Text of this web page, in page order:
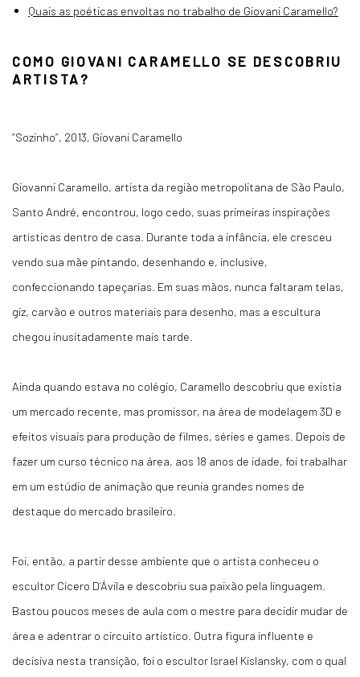
Quais as poéticas envoltas no trabalho de Giovani Caramello?
COMO GIOVANI CARAMELLO SE DESCOBRIU
ARTISTA?
“Sozinho”, 2013, Giovani Caramello
Giovanni Caramello, artista da região metropolitana de São Paulo,
Santo André, encontrou, logo cedo, suas primeiras inspirações
artísticas dentro de casa. Durante toda a infância, ele cresceu
vendo sua mãe pintando, desenhando e, inclusive,
confeccionando tapeçarias. Em suas mãos, nunca faltaram telas,
giz, carvão e outros materiais para desenho, mas a escultura
chegou inusitadamente mais tarde.
Ainda quando estava no colégio, Caramello descobriu que existia
um mercado recente, mas promissor, na área de modelagem 3D e
efeitos visuais para produção de filmes, séries e games. Depois de
fazer um curso técnico na área, aos 18 anos de idade, foi trabalhar
em um estúdio de animação que reunia grandes nomes de
destaque do mercado brasileiro.
Foi, então, a partir desse ambiente que o artista conheceu o
escultor Cícero D’Ávila e descobriu sua paixão pela linguagem.
Bastou poucos meses de aula com o mestre para decidir mudar de
área e adentrar o circuito artístico. Outra figura influente e
decisiva nesta transição, foi o escultor Israel Kislansky, com o qual